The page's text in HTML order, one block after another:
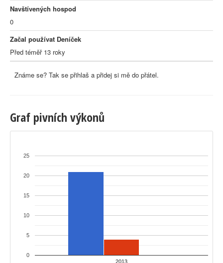
Navštívených hospod
0
Začal používat Deníček
Před téměř 13 roky
Známe se? Tak se přihlaš a přidej si mě do přátel.
Graf pivních výkonů
2013
0
5
10
15
20
25